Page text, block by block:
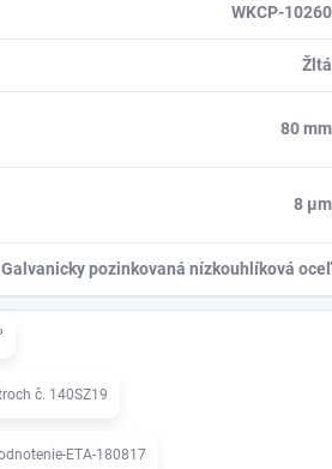
WKCP-10260
Žltá
80 mm
8 μm
Galvanicky pozinkovaná nízkouhlíková oceľ
č. 140SZ19
ETA-180817